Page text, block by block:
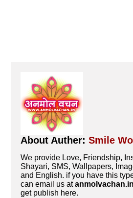
About Auther:Smile
We provide Love, Friendship,
Shayari, SMS, Wallpapers,
and English. if you have this
can email us at
get publish here.